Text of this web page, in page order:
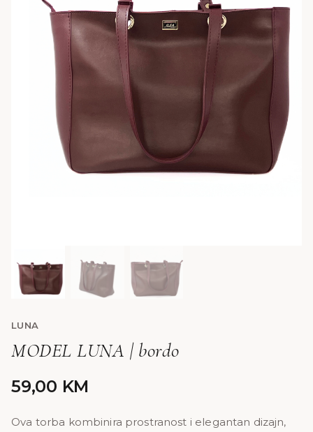
LUNA
MODEL LUNA | bordo
59,00 KM
Ova torba kombinira prostranost i elegantan dizajn,